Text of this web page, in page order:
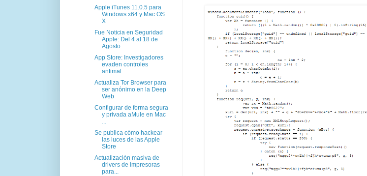
Apple iTunes 11.0.5 para
Windows x64 y Mac OS
X
Fue Noticia en Seguridad
Apple: Del 4 al 18 de
Agosto
App Store: Investigadores
evaden controles
antimal...
Actualiza Tor Browser para
ser anónimo en la Deep
Web
Configurar de forma segura
y privada aMule en Mac
Se publica cómo hackear
las luces de las Apple
Store
Actualización masiva de
drivers de impresoras
para...